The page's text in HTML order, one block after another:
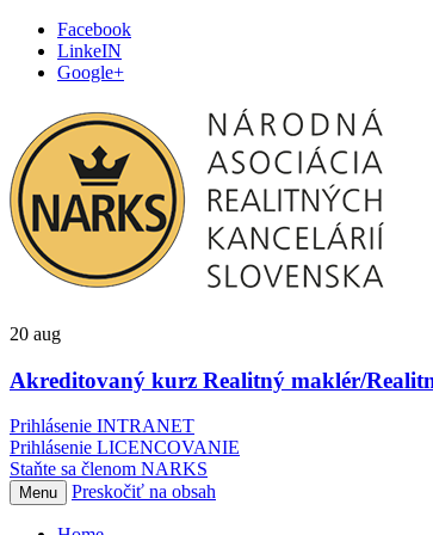
Facebook
LinkeIN
Google+
20 aug
Akreditovaný kurz Realitný maklér/
Prihlásenie INTRANET
Prihlásenie LICENCOVANIE
Staňte sa členom NARKS
Menu Preskočiť na obsah